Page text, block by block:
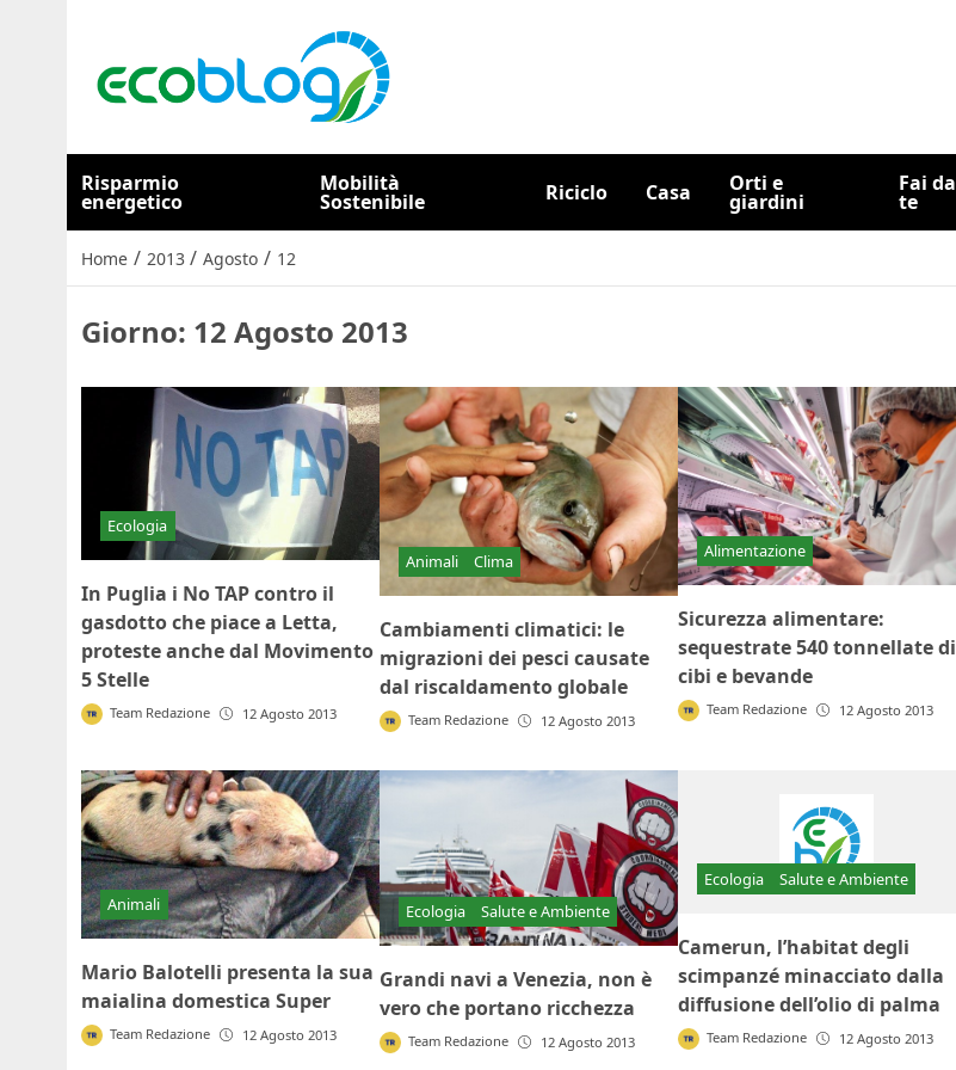
Risparmio
energetico
Mobilità
Sostenibile Riciclo Casa Orti e
giardini
Fai da
te
Home / 2013 / Agosto / 12
Giorno: 12 Agosto 2013
Ecologia
In Puglia i No TAP contro il
gasdotto che piace a Letta,
proteste anche dal Movimento
5 Stelle
Team Redazione 12 Agosto 2013
Animali Clima
Cambiamenti climatici: le
migrazioni dei pesci causate
dal riscaldamento globale
Team Redazione 12 Agosto 2013
Alimentazione
Sicurezza alimentare:
sequestrate 540 tonnellate di
cibi e bevande
Team Redazione 12 Agosto 2013
Animali
Mario Balotelli presenta la sua
maialina domestica Super
Team Redazione 12 Agosto 2013
Ecologia Salute e Ambiente
Grandi navi a Venezia, non è
vero che portano ricchezza
Team Redazione 12 Agosto 2013
Ecologia Salute e Ambiente
Camerun, l’habitat degli
scimpanzé minacciato dalla
diffusione dell’olio di palma
Team Redazione 12 Agosto 2013